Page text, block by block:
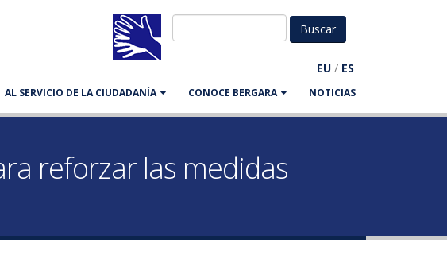
EU / ES
AL SERVICIO DE LA CIUDADANÍA CONOCE BERGARA NOTICIAS
reforzar las medidas